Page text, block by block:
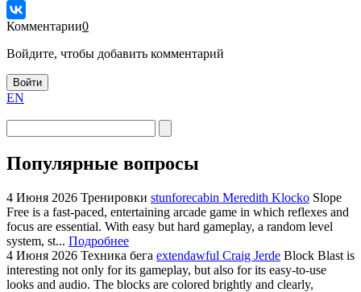
Комментарии0
Войдите, чтобы добавить комментарий
Войти
EN
Популярные вопросы
4 Июня 2026 Тренировки stunforecabin Meredith Klocko Slope
Free is a fast-paced, entertaining arcade game in which reflexes and
focus are essential. With easy but hard gameplay, a random level
system, st... Подробнее
4 Июня 2026 Техника бега extendawful Craig Jerde Block Blast is
interesting not only for its gameplay, but also for its easy-to-use
looks and audio. The blocks are colored brightly and clearly,